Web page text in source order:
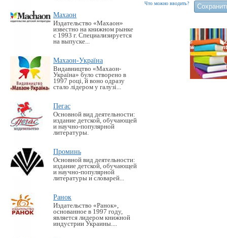
Махаон
Издательство «Махаон»
известно на книжном рынке
с 1993 г. Специализируется
на выпуске...
Махаон-Україна
Видавництво «Махаон-
Україна» було створено в
1997 році, й воно одразу
стало лідером у галузі...
Пегас
Основной вид деятельности:
издание детской, обучающей
и научно-популярной
литературы.
Проминь
Основной вид деятельности:
издание детской, обучающей
и научно-популярной
литературы и словарей...
Ранок
Издательство «Ранок»,
основанное в 1997 году,
является лидером книжной
индустрии Украины....
Что можно вводить?